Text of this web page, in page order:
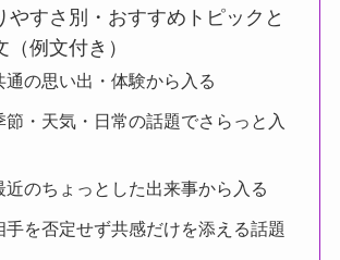
やすさ別・おすすめトピックと
（例文付き）
通の思い出・体験から入る
節・天気・日常の話題でさらっと入
近のちょっとした出来事から入る
手を否定せず共感だけを添える話題